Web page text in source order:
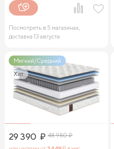
Посмотреть в 5 магазинах,
доставка 13 августа
Мягкий/Средний
Хит
29 390 ₽ 48 980₽